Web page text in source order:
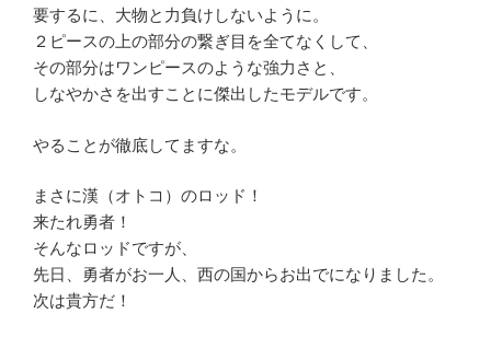
要するに、大物と力負けしないように。
２ピースの上の部分の繋ぎ目を全てなくして、
その部分はワンピースのような強力さと、
しなやかさを出すことに傑出したモデルです。
やることが徹底してますな。
まさに漢（オトコ）のロッド！
来たれ勇者！
そんなロッドですが、
先日、勇者がお一人、西の国からお出でになりました。
次は貴方だ！